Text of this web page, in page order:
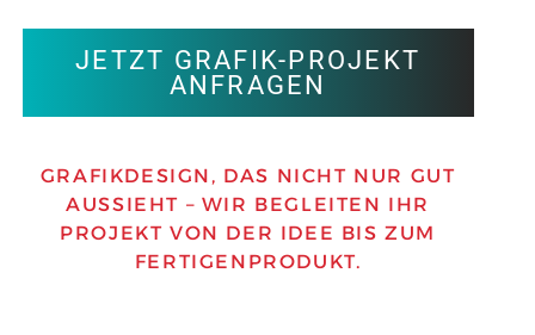
JETZT GRAFIK-PROJEKT
ANFRAGEN
GRAFIKDESIGN, DAS NICHT NUR GUT
AUSSIEHT – WIR BEGLEITEN IHR
PROJEKT VON DER IDEE BIS ZUM
FERTIGENPRODUKT.